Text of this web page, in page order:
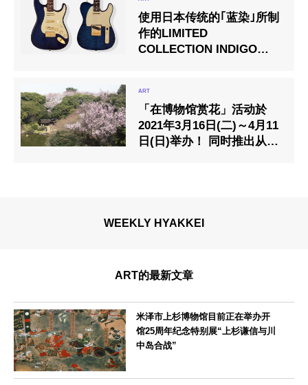
《南瓜》等许多着名作品。
使用日本传统的｢蓝染｣所制
作的LIMITED
COLLECTION INDIGO
「在博物馆赏花」活动於
2021年3月16日(二)～4月11
日(日)举办！ 同时推出从手
WEEKLY HYAKKEI
ART的最新文章
米泽市上杉博物馆目前正在举办开
馆25周年纪念特别展“上杉谦信与川
中岛合战”